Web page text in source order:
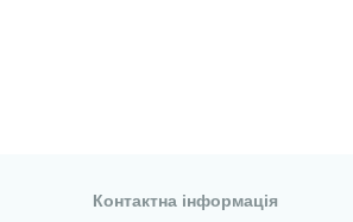
Контактна інформація